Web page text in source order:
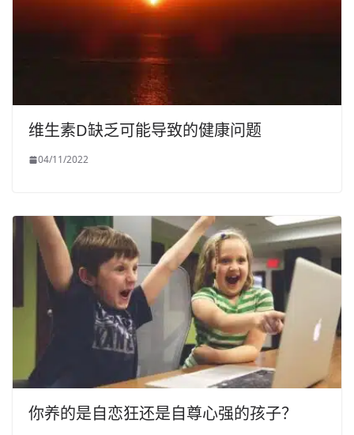
维生素D缺乏可能导致的健康问题
04/11/2022
你养的是自恋狂还是自尊心强的孩子？